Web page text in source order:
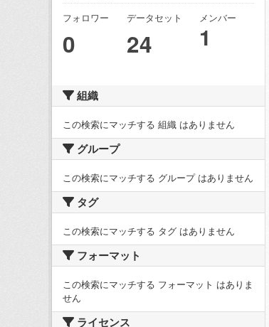
フォロワー
0
データセット
24
メンバー
1
組織
この検索にマッチする 組織 はありません
グループ
この検索にマッチする グループ はありません
タグ
この検索にマッチする タグ はありません
フォーマット
この検索にマッチする フォーマット はありま
せん
ライセンス